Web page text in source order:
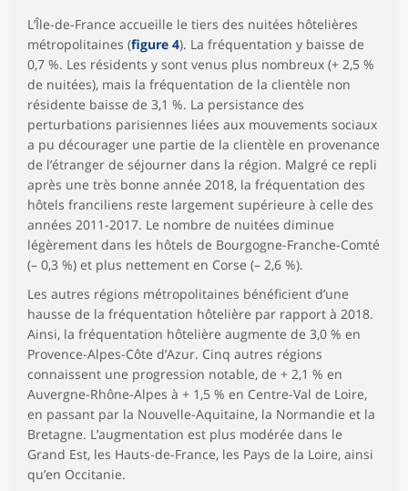
L’Île-de-France accueille le tiers des nuitées hôtelières
métropolitaines (figure 4). La fréquentation y baisse de
0,7 %. Les résidents y sont venus plus nombreux (+ 2,5 %
de nuitées), mais la fréquentation de la clientèle non
résidente baisse de 3,1 %. La persistance des
perturbations parisiennes liées aux mouvements sociaux
a pu décourager une partie de la clientèle en provenance
de l’étranger de séjourner dans la région. Malgré ce repli
après une très bonne année 2018, la fréquentation des
hôtels franciliens reste largement supérieure à celle des
années 2011-2017. Le nombre de nuitées diminue
légèrement dans les hôtels de Bourgogne-Franche-Comté
(– 0,3 %) et plus nettement en Corse (– 2,6 %).
Les autres régions métropolitaines bénéficient d’une
hausse de la fréquentation hôtelière par rapport à 2018.
Ainsi, la fréquentation hôtelière augmente de 3,0 % en
Provence-Alpes-Côte d’Azur. Cinq autres régions
connaissent une progression notable, de + 2,1 % en
Auvergne-Rhône-Alpes à + 1,5 % en Centre-Val de Loire,
en passant par la Nouvelle-Aquitaine, la Normandie et la
Bretagne. L’augmentation est plus modérée dans le
Grand Est, les Hauts-de-France, les Pays de la Loire, ainsi
qu’en Occitanie.